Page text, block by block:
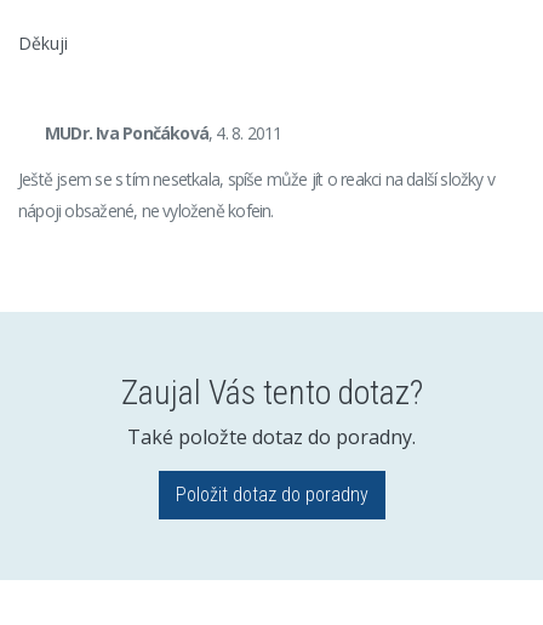
Děkuji
MUDr. Iva Pončáková, 4. 8. 2011
Ještě jsem se s tím nesetkala, spíše může jít o reakci na další složky v
nápoji obsažené, ne vyloženě kofein.
Zaujal Vás tento dotaz?
Také položte dotaz do poradny.
Položit dotaz do poradny